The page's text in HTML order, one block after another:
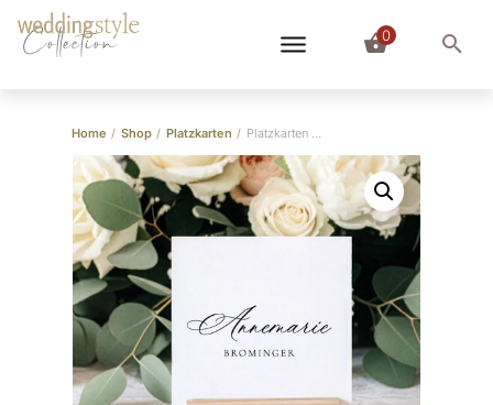
Collection 0
Home / Shop / Platzkarten / Platzkarten Kalligraphie & Serifen elegant